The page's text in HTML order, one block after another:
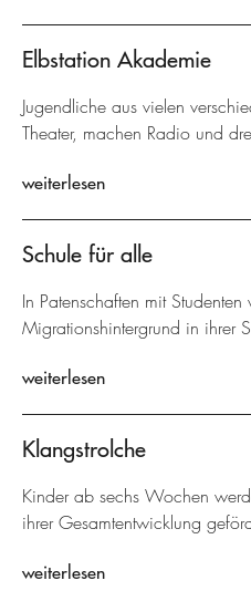
Elbstation Akademie
Jugendliche aus vielen
Theater, machen Radio und
weiterlesen
Schule für alle
In Patenschaften mit
Migrationshintergrund in ihrer
weiterlesen
Klangstrolche
Kinder ab sechs Wochen
ihrer Gesamtentwicklung
weiterlesen